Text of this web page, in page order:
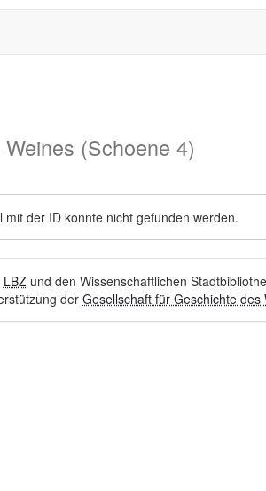
(Schoene 4)
mit der ID konnte nicht gefunden werden.
LBZund den Wissenschaftlichen
derGesellschaft für Geschichte des